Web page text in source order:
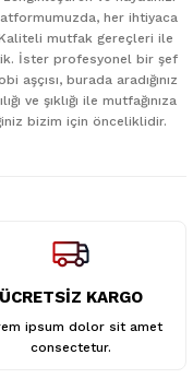
her ihtiyaca
mutfak gereçleri ile
İster profesyonel bir şef
aşçısı, burada aradığınız
ve şıklığı ile mutfağınıza
bizim için önceliklidir.
ÜCRETSİZ KARGO
ipsum dolor sit amet
consectetur.